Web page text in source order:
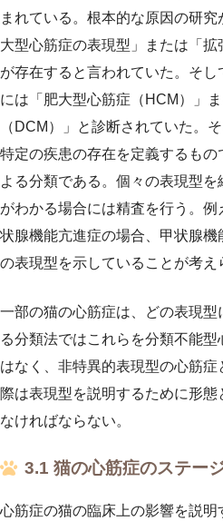
まれている。根本的な原因の研
大型心筋症の表現型」または「
が存在すると言われていた。そ
には「肥大型心筋症（HCM）」
（DCM）」と診断されていた。
特定の疾患の存在を定義するも
よる分類である。個々の表現型
がわかる場合には精査を行う。
状腺機能亢進症の場合、甲状腺
の表現型を示していることが考え
一部の猫の心筋症は、どの表現
る分類法ではこれらを分類不能
はなく、非特異的表現型の心筋
際は表現型を説明するために形
なければならない。
3.1 猫の心筋症のステー
心筋症の猫の臨床上の影響を説